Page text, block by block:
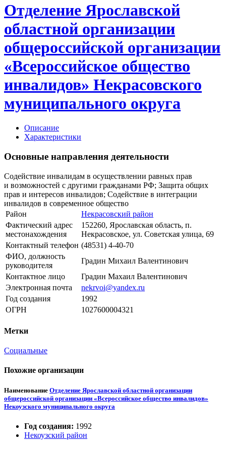
Отделение Ярославской
областной организации
общероссийской организации
«Всероссийское общество
инвалидов» Некрасовского
муниципального округа
Описание
Характеристики
Основные направления деятельности
Содействие инвалидам в осуществлении равных прав
и возможностей с другими гражданами РФ; Защита общих
прав и интересов инвалидов; Содействие в интеграции
инвалидов в современное общество
Район
Некрасовский район
Фактический адрес
местонахождения
152260, Ярославская область, п.
Некрасовское, ул. Советская улица, 69
Контактный телефон (48531) 4-40-70
ФИО, должность
руководителя
Градин Михаил Валентинович
Контактное лицо
Градин Махаил Валентинович
Электронная почта
nekrvoi@yandex.ru
Год создания
1992
ОГРН
1027600004321
Метки
Социальные
Похожие организации
Наименование Отделение Ярославской областной организации
общероссийской организации «Всероссийское общество инвалидов»
Некоузского муниципального округа
Год создания: 1992
Некоузский район